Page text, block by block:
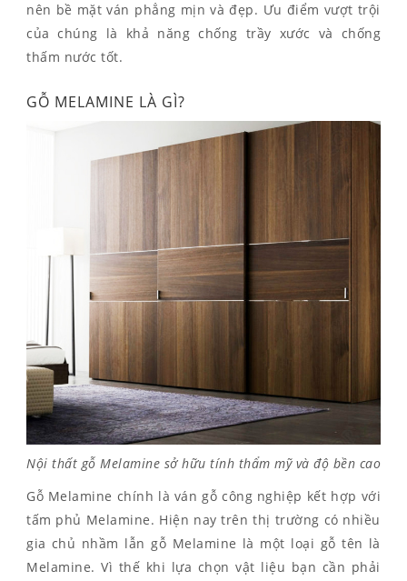
nên bề mặt ván phẳng mịn và đẹp. Ưu điểm vượt trội
của chúng là khả năng chống trầy xước và chống
thấm nước tốt.
GỖ MELAMINE LÀ GÌ?
Nội thất gỗ Melamine sở hữu tính thẩm mỹ và độ bền cao
Gỗ Melamine chính là ván gỗ công nghiệp kết hợp với
tấm phủ Melamine. Hiện nay trên thị trường có nhiều
gia chủ nhầm lẫn gỗ Melamine là một loại gỗ tên là
Melamine. Vì thế khi lựa chọn vật liệu bạn cần phải